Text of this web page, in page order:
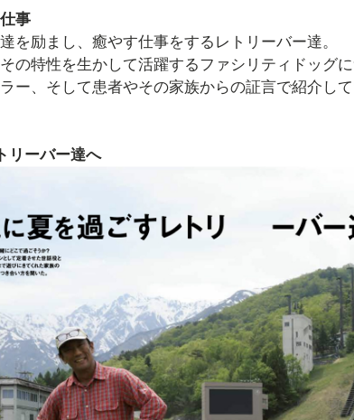
事
を励まし、癒やす仕事をするレトリーバー達。
の特性を生かして活躍するファシリティドッグ
ー、そして患者やその家族からの証言で紹介して
リーバー達へ